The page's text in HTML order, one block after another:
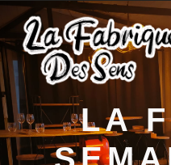
LA